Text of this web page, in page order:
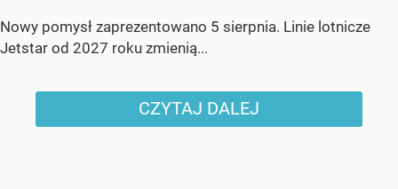
Nowy pomysł zaprezentowano 5 sierpnia. Linie lotnicze
Jetstar od 2027 roku zmienią...
CZYTAJ DALEJ